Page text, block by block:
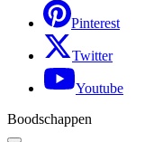
Pinterest
Twitter
Youtube
Boodschappen